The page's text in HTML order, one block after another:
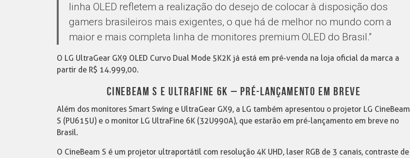
linha OLED refletem a realização do desejo de colocar à disposição dos
gamers brasileiros mais exigentes, o que há de melhor no mundo com a
maior e mais completa linha de monitores premium OLED do Brasil.”
O LG UltraGear GX9 OLED Curvo Dual Mode 5K2K já está em pré-venda na loja oficial da marca a
partir de R$ 14.999,00.
CINEBEAM S E ULTRAFINE 6K – PRÉ-LANÇAMENTO EM BREVE
Além dos monitores Smart Swing e UltraGear GX9, a LG também apresentou o projetor LG CineBeam
S (PU615U) e o monitor LG UltraFine 6K (32U990A), que estarão em pré-lançamento em breve no
Brasil.
O CineBeam S é um projetor ultraportátil com resolução 4K UHD, laser RGB de 3 canais, contraste de